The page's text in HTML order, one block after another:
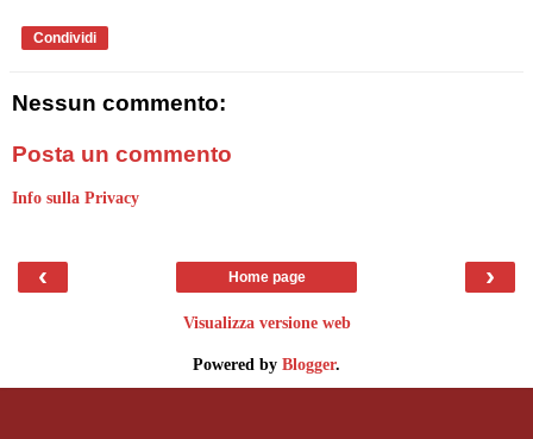
Condividi
Nessun commento:
Posta un commento
Info sulla Privacy
‹ ›
Home page
Visualizza versione web
Powered by Blogger.